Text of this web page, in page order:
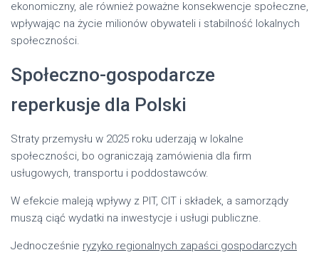
ekonomiczny, ale również poważne konsekwencje społeczne,
wpływając na życie milionów obywateli i stabilność lokalnych
społeczności.
Społeczno-gospodarcze
reperkusje dla Polski
Straty przemysłu w 2025 roku uderzają w lokalne
społeczności, bo ograniczają zamówienia dla firm
usługowych, transportu i poddostawców.
W efekcie maleją wpływy z PIT, CIT i składek, a samorządy
muszą ciąć wydatki na inwestycje i usługi publiczne.
Jednocześnie ryzyko regionalnych zapaści gospodarczych